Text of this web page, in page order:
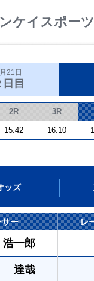
ケイスポー
21日
日目
2R 3R
15:42 16:10
ッズ
サー レ
一郎
達哉